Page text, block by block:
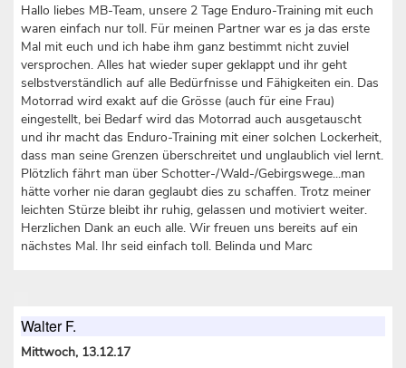
Hallo liebes MB-Team, unsere 2 Tage Enduro-Training mit euch
waren einfach nur toll. Für meinen Partner war es ja das erste
Mal mit euch und ich habe ihm ganz bestimmt nicht zuviel
versprochen. Alles hat wieder super geklappt und ihr geht
selbstverständlich auf alle Bedürfnisse und Fähigkeiten ein. Das
Motorrad wird exakt auf die Grösse (auch für eine Frau)
eingestellt, bei Bedarf wird das Motorrad auch ausgetauscht
und ihr macht das Enduro-Training mit einer solchen Lockerheit,
dass man seine Grenzen überschreitet und unglaublich viel lernt.
Plötzlich fährt man über Schotter-/Wald-/Gebirgswege...man
hätte vorher nie daran geglaubt dies zu schaffen. Trotz meiner
leichten Stürze bleibt ihr ruhig, gelassen und motiviert weiter.
Herzlichen Dank an euch alle. Wir freuen uns bereits auf ein
nächstes Mal. Ihr seid einfach toll. Belinda und Marc
Walter F.
Mittwoch, 13.12.17